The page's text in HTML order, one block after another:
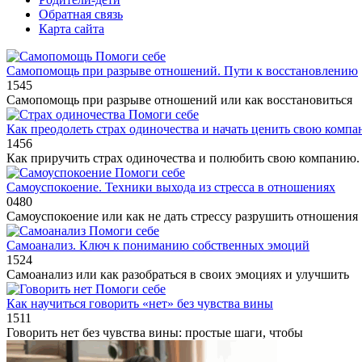
Обратная связь
Карта сайта
Помоги себе
Самопомощь при разрыве отношений. Пути к восстановлению
1 545
Самопомощь при разрыве отношений или как восстановиться
Помоги себе
Как преодолеть страх одиночества и начать ценить свою
1456
Как приручить страх одиночества и полюбить свою компанию.
Помоги себе
Самоуспокоение. Техники выхода из стресса в отношениях
0480
Самоуспокоение или как не дать стрессу разрушить отношения
Помоги себе
Самоанализ. Ключ к пониманию собственных эмоций
1 524
Самоанализ или как разобраться в своих эмоциях и улучшить
Помоги себе
Как научиться говорить «нет» без чувства вины
1 511
Говорить нет без чувства вины: простые шаги, чтобы